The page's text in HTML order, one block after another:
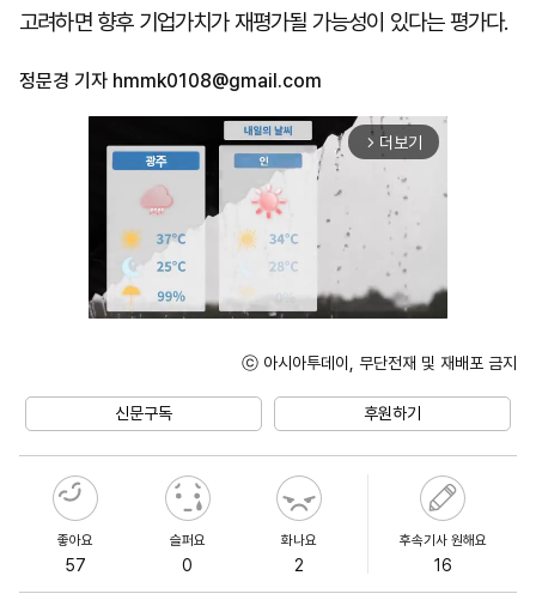
고려하면 향후 기업가치가 재평가될 가능성이 있다는 평가다.
정문경 기자 hmmk0108@gmail.com
arrow_forward_ios 더보기
ⓒ 아시아투데이, 무단전재 및 재배포 금지
신문구독 후원하기
좋아요
57
슬퍼요
0
화나요
2
후속기사 원해요
16